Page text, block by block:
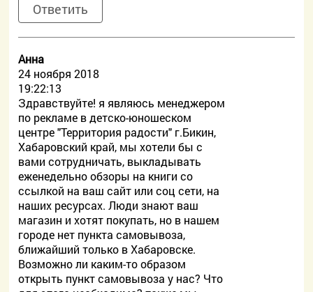
Ответить
Анна
24 ноября 2018
19:22:13
Здравствуйте! я являюсь менеджером
по рекламе в детско-юношеском
центре "Территория радости" г.Бикин,
Хабаровский край, мы хотели бы с
вами сотрудничать, выкладывать
еженедельно обзоры на книги со
ссылкой на ваш сайт или соц сети, на
наших ресурсах. Люди знают ваш
магазин и хотят покупать, но в нашем
городе нет пункта самовывоза,
ближайший только в Хабаровске.
Возможно ли каким-то образом
открыть пункт самовывоза у нас? Что